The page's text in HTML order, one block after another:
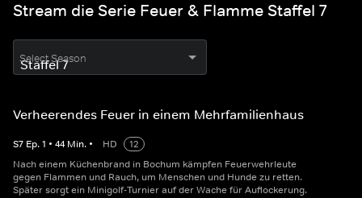
Stream die Serie Feuer & Flamme Staffel 7
Select Season
Verheerendes Feuer in einem Mehrfamilienhaus
S7 Ep.1 • 44 Min. • HD
12
Nach einem Küchenbrand in Bochum kämpfen Feuerwehrleute
gegen Flammen und Rauch, um Menschen und Hunde zu retten.
Später sorgt ein Minigolf-Turnier auf der Wache für Auflockerung.